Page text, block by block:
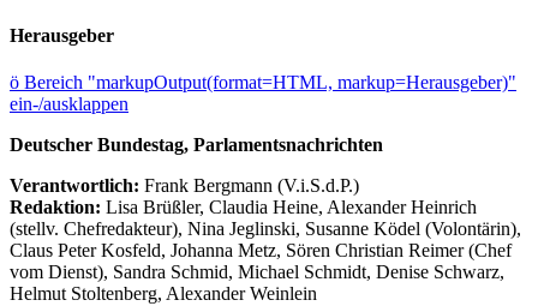
Herausgeber
ö Bereich "markupOutput(format=HTML, markup=Herausgeber)"
ein-/ausklappen
Deutscher Bundestag, Parlamentsnachrichten
Verantwortlich: Frank Bergmann (V.i.S.d.P.)
Redaktion: Lisa Brüßler, Claudia Heine, Alexander Heinrich
(stellv. Chefredakteur), Nina Jeglinski, Susanne Ködel (Volontärin),
Claus Peter Kosfeld, Johanna Metz, Sören Christian Reimer (Chef
vom Dienst), Sandra Schmid, Michael Schmidt, Denise Schwarz,
Helmut Stoltenberg, Alexander Weinlein